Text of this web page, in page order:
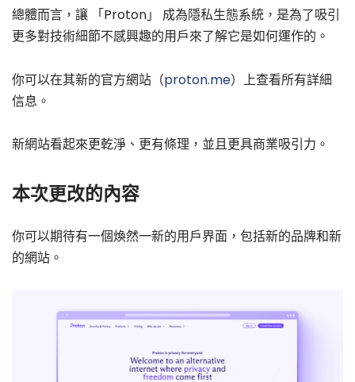
總體而言，讓 「Proton」 成為隱私生態系統，是為了吸引
更多對技術細節不感興趣的用戶來了解它是如何運作的。
你可以在其新的官方網站（proton.me）上查看所有詳細
信息。
新網站看起來更乾淨、更有條理，並且更具商業吸引力。
本次更改的內容
你可以期待有一個煥然一新的用戶界面，包括新的品牌和新
的網站。